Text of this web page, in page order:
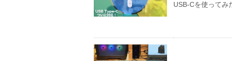
USB-Cを使ってみ